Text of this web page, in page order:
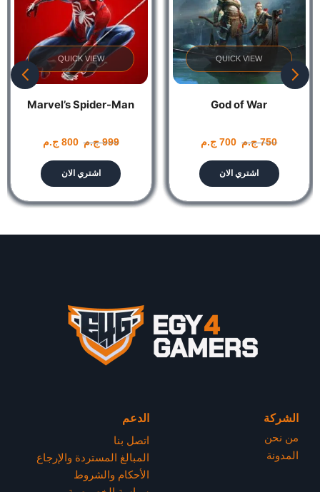
QUICK VIEW
God of War
750 ج.م 700 ج.م
اشتري الان
QUICK VIEW
Marvel’s Spider-Man
999 ج.م 800 ج.م
اشتري الان
الشركة
من نحن
المدونة
الدعم
اتصل بنا
المبالغ المستردة والإرجاع
الأحكام والشروط